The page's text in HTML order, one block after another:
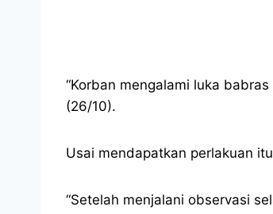
“Korban mengalami luka
(26/10).
Usai mendapatkan perlakuan
“Setelah menjalani observasi